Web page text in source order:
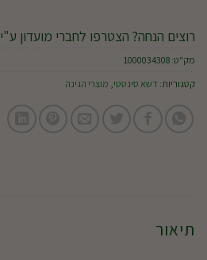
רוצים הנחה? הצטרפו לחברי מועדון ע"י
מק"ט:1000034308
קטגוריות: דשא סינטטי, מוצרי הגינה
תיאור